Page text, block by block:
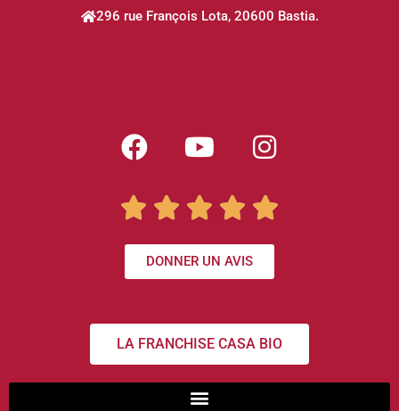
296 rue François Lota, 20600 Bastia.
    
DONNER UN AVIS
LA FRANCHISE CASA BIO